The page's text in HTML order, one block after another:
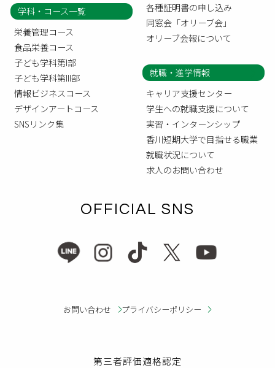
各種証明書の申し込み
同窓会「オリーブ会」
オリーブ会報について
学科・コース一覧
栄養管理コース
食品栄養コース
子ども学科第I部
子ども学科第III部
情報ビジネスコース
デザインアートコース
SNSリンク集
就職・進学情報
キャリア支援センター
学生への就職支援について
実習・インターンシップ
香川短期大学で目指せる職業
就職状況について
求人のお問い合わせ
OFFICIAL SNS
お問い合わせ プライバシーポリシー
第三者評価適格認定